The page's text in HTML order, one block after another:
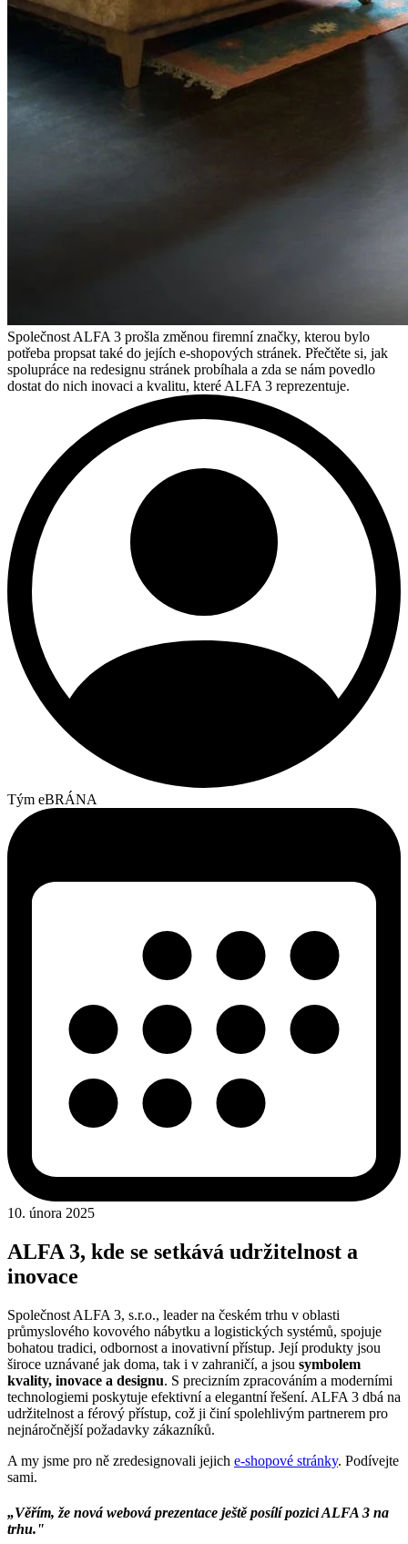
Společnost ALFA 3 prošla změnou firemní značky, kterou bylo
potřeba propsat také do jejích e-shopových stránek. Přečtěte si, jak
spolupráce na redesignu stránek probíhala a zda se nám povedlo
dostat do nich inovaci a kvalitu, které ALFA 3 reprezentuje.
Tým eBRÁNA
10. února 2025
ALFA 3, kde se setkává udržitelnost a
inovace
Společnost ALFA 3, s.r.o., leader na českém trhu v oblasti
průmyslového kovového nábytku a logistických systémů, spojuje
bohatou tradici, odbornost a inovativní přístup. Její produkty jsou
široce uznávané jak doma, tak i v zahraničí, a jsou symbolem
kvality, inovace a designu. S precizním zpracováním a moderními
technologiemi poskytuje efektivní a elegantní řešení. ALFA 3 dbá na
udržitelnost a férový přístup, což ji činí spolehlivým partnerem pro
nejnáročnější požadavky zákazníků.
A my jsme pro ně zredesignovali jejich e-shopové stránky. Podívejte
sami.
„Věřím, že nová webová prezentace ještě posílí pozici ALFA 3 na
trhu."